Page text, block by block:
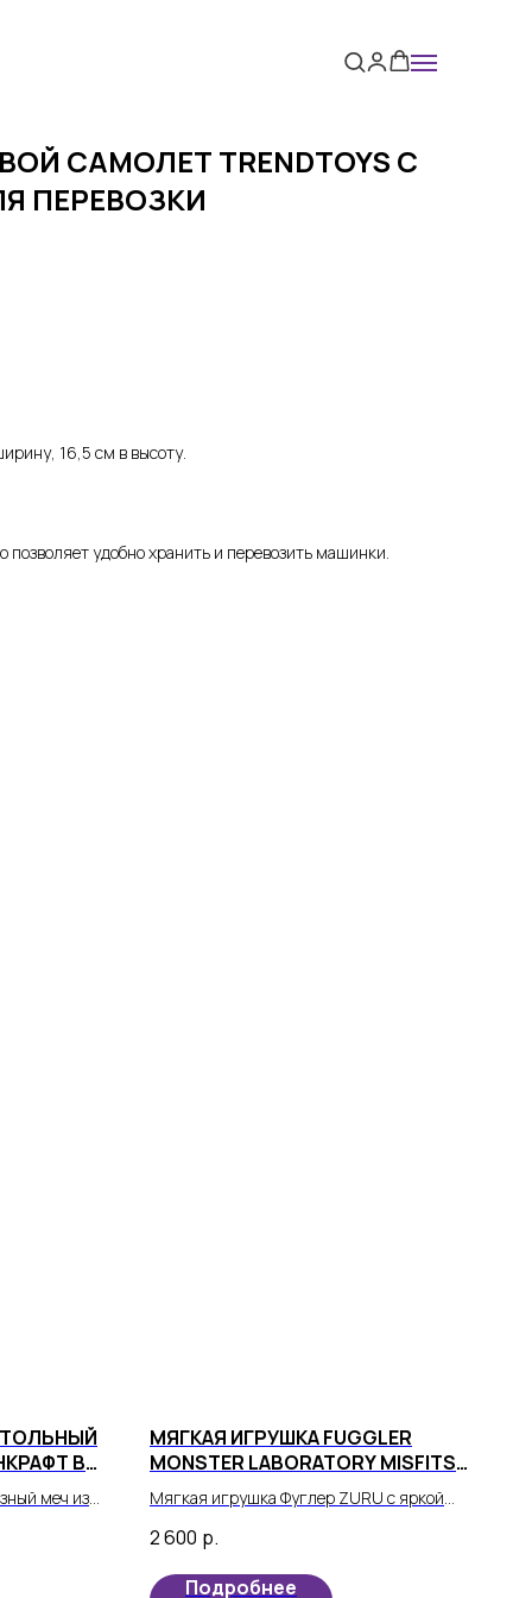
САМОЛЕТ TRENDTOYS С
ПЕРЕВОЗКИ
16,5 см в высоту.
позволяет удобно хранить и перевозить машинки.
В
меч из
МЯГКАЯ ИГРУШКА FUGGLER
MONSTER LABORATORY MISFITS
EDITION "ЛАБОРАТОРИЯ
ЗАБАВНЫХ УРОДЛИВЫХ
МОНСТРОВ-НЕУДАЧНИКОВ"
Мягкая игрушка Фуглер ZURU с яркой
характером.
2 600 р.
Подробнее